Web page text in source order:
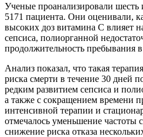
Ученые проанализировали шесть
5171 пациента. Они оценивали,
высоких доз витамина С влияет
сепсиса, полиорганной
продолжительность пребывания
Анализ показал, что такая
риска смерти в течение 30 дней
редким развитием сепсиса и
а также с сокращением времени
интенсивной терапии и
отмечалось уменьшение частоты
снижение риска отказа